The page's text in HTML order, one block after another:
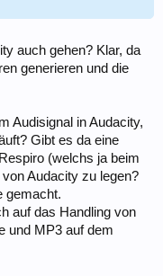
auch gehen? Klar, da
generieren und die
Audisignal in Audacity,
Gibt es da eine
(welchs ja beim
Audacity zu legen?
gemacht.
auf das Handling von
und MP3 auf dem